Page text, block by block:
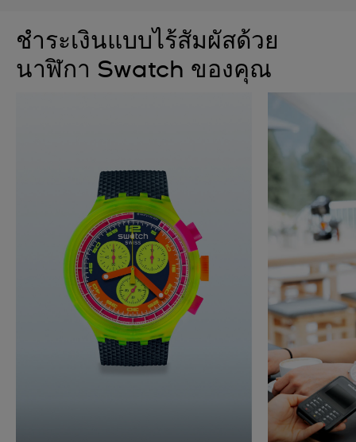
ชำระเงินแบบไร้สัมผัสด้วย
นาฬิกา Swatch ของคุณ